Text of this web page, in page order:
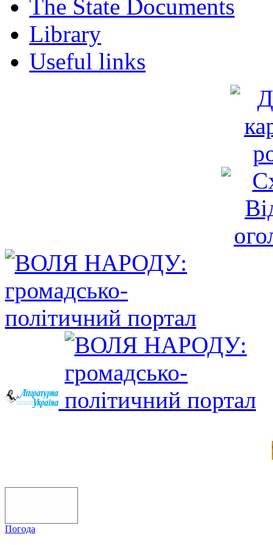
The State Documents
Library
Useful links
Погода